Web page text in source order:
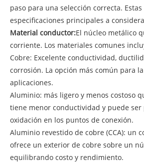
paso para una selección correcta. Estas
especificaciones principales a
Material conductor:El núcleo metálico
corriente. Los materiales comunes
Cobre: ​​Excelente conductividad,
corrosión. La opción más común para
aplicaciones.
Aluminio: más ligero y menos costoso
tiene menor conductividad y puede ser
oxidación en los puntos de conexión.
Aluminio revestido de cobre (CCA): un
ofrece un exterior de cobre sobre un
equilibrando costo y rendimiento.